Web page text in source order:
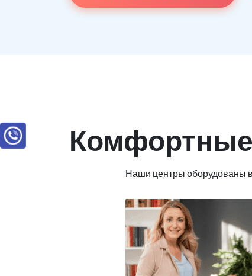
Комфортные
Наши центры оборудованы